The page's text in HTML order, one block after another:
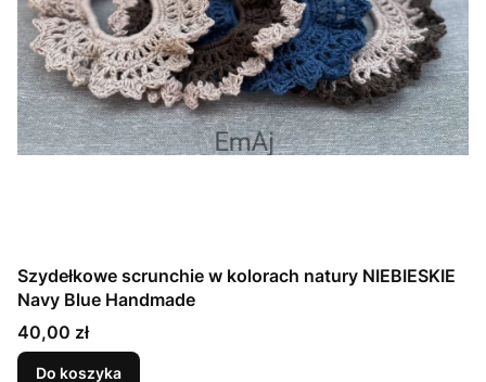
Szydełkowe scrunchie w kolorach natury NIEBIESKIE
Navy Blue Handmade
Cena
40,00 zł
Do koszyka